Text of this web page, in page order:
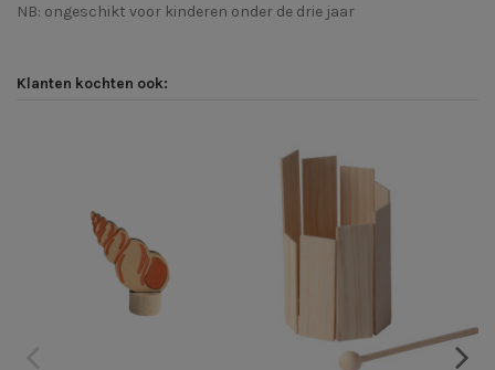
NB: ongeschikt voor kinderen onder de drie jaar
Klanten kochten ook: